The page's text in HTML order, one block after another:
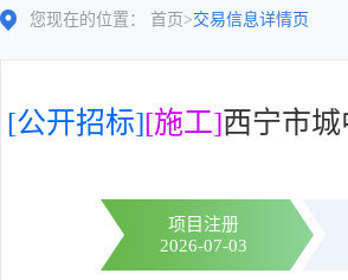
您现在的位置： 首页 >交易信息详情页
[公开招标][施工]西宁市
项目注册
2026-07-03